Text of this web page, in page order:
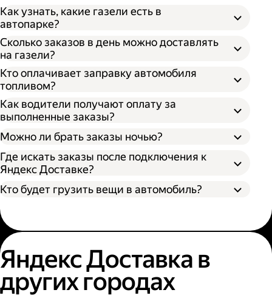
Как узнать, какие газели есть в
автопарке?
Сколько заказов в день можно доставлять
на газели?
Кто оплачивает заправку автомобиля
топливом?
Как водители получают оплату за
выполненные заказы?
Можно ли брать заказы ночью?
Где искать заказы после подключения к
Яндекс Доставке?
Кто будет грузить вещи в автомобиль?
Яндекс Доставка в
других городах